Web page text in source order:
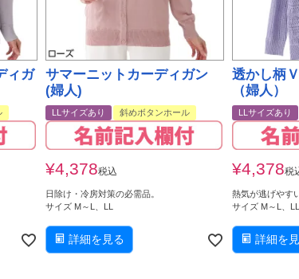
ィガ
サマーニットカーディガン
(婦人)
LLサイズあり 斜めボタンホール
¥4,378税込
日除け・冷房対策の必需品。
サイズ M～L、LL
詳細を見る
透かし柄
（婦人）
LLサイズあり
¥4,378税
熱気が逃げやす
サイズ M～L、LL
詳細を